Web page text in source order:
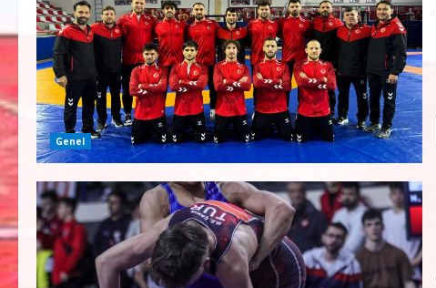
Genel